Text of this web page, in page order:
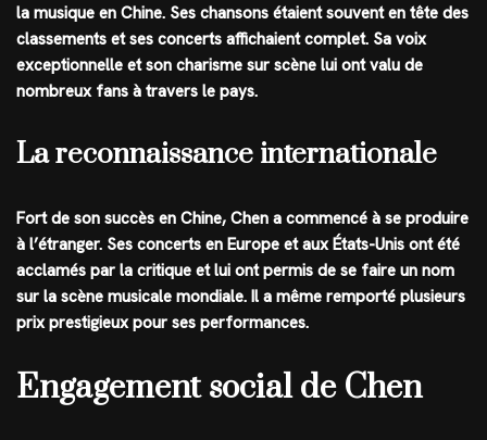
la musique en Chine. Ses chansons étaient souvent en tête des
classements et ses concerts affichaient complet. Sa voix
exceptionnelle et son charisme sur scène lui ont valu de
nombreux fans à travers le pays.
La reconnaissance internationale
Fort de son succès en Chine, Chen a commencé à se produire
à l’étranger. Ses concerts en Europe et aux États-Unis ont été
acclamés par la critique et lui ont permis de se faire un nom
sur la scène musicale mondiale. Il a même remporté plusieurs
prix prestigieux pour ses performances.
Engagement social de Chen